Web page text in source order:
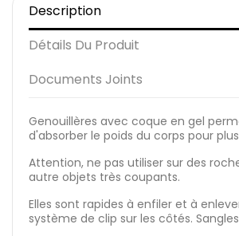
Description
Détails Du Produit
Documents Joints
Genouillères avec coque en gel
d'absorber le poids du corps pour
Attention, ne pas utiliser sur des
autre objets très coupants.
Elles sont rapides à enfiler et à
système de clip sur les côtés.